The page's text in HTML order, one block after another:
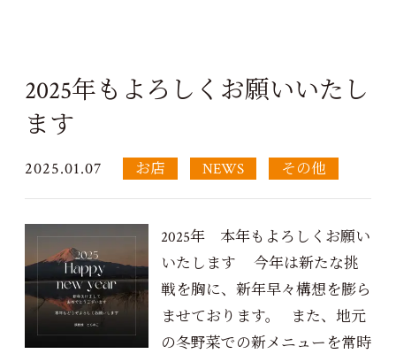
2025年もよろしくお願いいたし
ます
2025.01.07 お店 NEWS その他
2025年 本年もよろしくお願い
いたします 今年は新たな挑
戦を胸に、新年早々構想を膨ら
ませております。 また、地元
の冬野菜での新メニューを常時